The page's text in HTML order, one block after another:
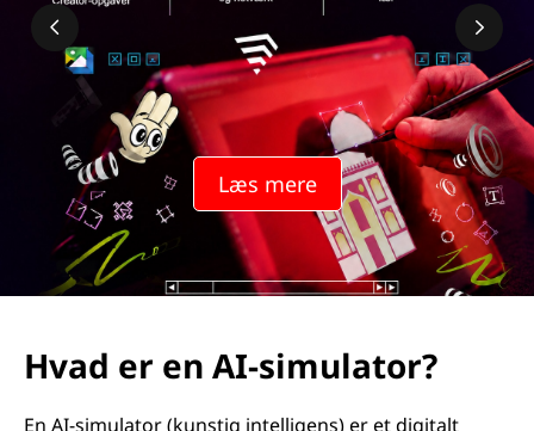
Læs mere
Hvad er en AI-simulator?
En AI-simulator (kunstig intelligens) er et digitalt